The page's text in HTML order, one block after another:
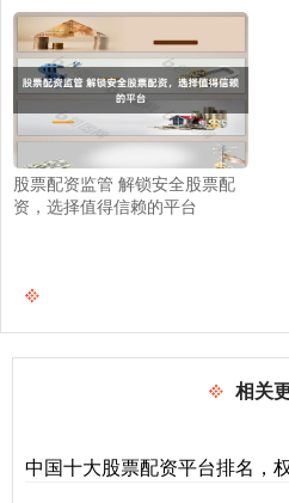
股票配资监管 解锁安全股票配
资，选择值得信赖的平台
相关
中国十大股票配资平台排名，